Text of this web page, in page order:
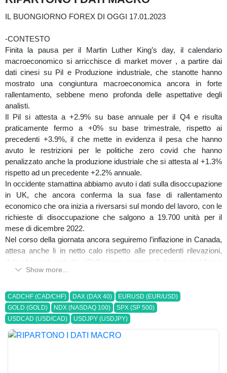
IL BUONGIORNO FOREX DI OGGI 17.01.2023
-CONTESTO
Finita la pausa per il Martin Luther King’s day, il calendario
macroeconomico si arricchisce di market mover , a partire dai
dati cinesi su Pil e Produzione industriale, che stanotte hanno
mostrato una congiuntura macroeconomica ancora in forte
rallentamento, sebbene meno profonda delle aspettative degli
analisti.
Il Pil si attesta a +2.9% su base annuale per il Q4 e risulta
praticamente fermo a +0% su base trimestrale, rispetto ai
precedenti +3.9%, il che mette in evidenza il pesa che hanno
avuto le restrizioni per le politiche zero covid che hanno
penalizzato anche la produzione idustriale che si attesta al +1.3%
rispetto ad un precedente +2.2% annuale.
In occidente stamattina abbiamo avuto i dati sulla disoccupazione
in UK, che ancora conferma la sua fase di rallentamento
economico che ora inizia a riversarsi sul mondo del lavoro, con le
richieste di disoccupazione che salgono a 19.700 unità per il
mese di dicembre 2022.
Nel corso della giornata ancora seguiremo l’inflazione in Canada,
attesa anche li in netto calo rispetto alle precedenti rilevazioni,
dato che sarà preludio all’inflazione europea di domani e al focus
sulle decisioni della BOJ sui tassi di interesse, insomma una
-FOREX
Il comparto valutario rimane in attesa dei maggiori driver, ovvero
gli appuntamenti con l’inflazione e le banche centrali e sebbene il
carattere dollaro centrico sembra non aver abbandonato il mondo
Show more...
CADCHF (CAD/CHF) DAX (DAX 40)
EURUSD (EUR/USD)
GOLD (GOLD)
NDX (NASDAQ 100)
SPX (SP 500)
USDCAD (USD/CAD)
USDJPY (USDJPY)